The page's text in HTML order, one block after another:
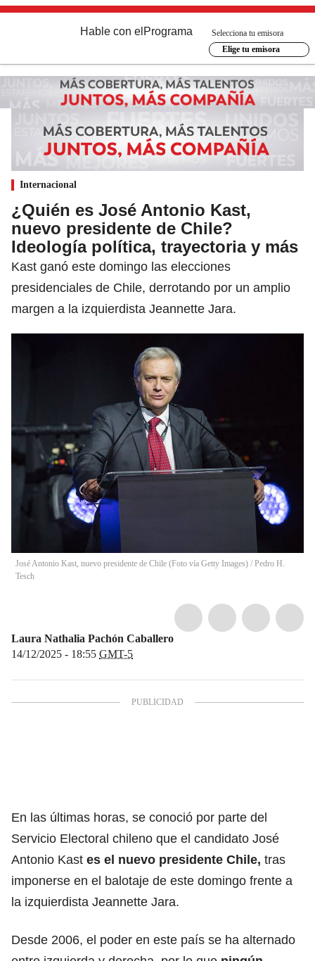
Hable con el Programa
Selecciona tu emisora
Elige tu emisora
Internacional
¿Quién es José Antonio Kast,
nuevo presidente de Chile?
Ideología política, trayectoria y más
Kast ganó este domingo las elecciones
presidenciales de Chile, derrotando por un amplio
margen a la izquierdista Jeannette Jara.
José Antonio Kast, nuevo presidente de Chile (Foto vía Getty Images) / Pedro H.
Tesch
Laura Nathalia Pachón Caballero
14/12/2025 - 18:55 GMT-5
En las últimas horas, se conoció por parte del
Servicio Electoral chileno que el candidato José
Antonio Kast es el nuevo presidente Chile, tras
imponerse en el balotaje de este domingo frente a
la izquierdista Jeannette Jara.
Desde 2006, el poder en este país se ha alternado